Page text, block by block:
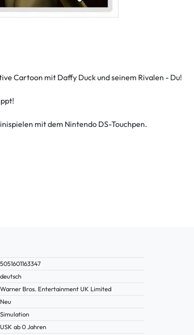
Cartoon mit Daffy Duck und seinem Rivalen - Du!
mit dem Nintendo DS-Touchpen.
5051601163347
deutsch
Warner Bros. Entertainment UK Limited
Neu
Simulation
USK ab 0 Jahren